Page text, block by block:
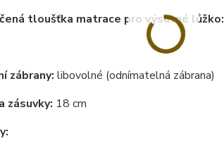
tloušťka matrace pro výsuvné lůžko:
zábrany: libovolné (odnímatelná zábrana)
zásuvky: 18 cm